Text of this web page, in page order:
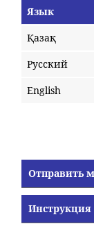
Язык
Қазақ
Русский
English
Отправить
Инструкция